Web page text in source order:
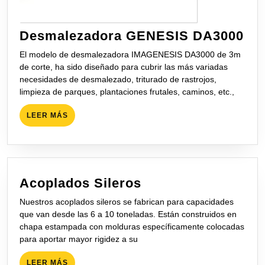
Desmalezadora GENESIS DA3000
El modelo de desmalezadora IMAGENESIS DA3000 de 3m
de corte, ha sido diseñado para cubrir las más variadas
necesidades de desmalezado, triturado de rastrojos,
limpieza de parques, plantaciones frutales, caminos, etc.,
LEER MÁS LEER
MÁS
Acoplados Sileros
Sileros
Nuestros acoplados sileros se fabrican para capacidades
que van desde las 6 a 10 toneladas. Están construidos en
chapa estampada con molduras específicamente colocadas
para aportar mayor rigidez a su
LEER MÁS LEER